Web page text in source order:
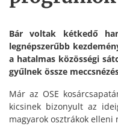
Bár voltak kétkedő
legnépszerűbb
a hatalmas közösségi
gyűlnek össze
Már az OSE
kicsinek bizonyult az
magyarok osztrákok elleni